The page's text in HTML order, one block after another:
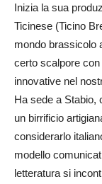
Inizia la sua
Ticinese (Ticino
mondo brassicolo
certo scalpore
innovative nel
Ha sede a Stabio,
un birrificio
considerarlo
modello
letteratura si